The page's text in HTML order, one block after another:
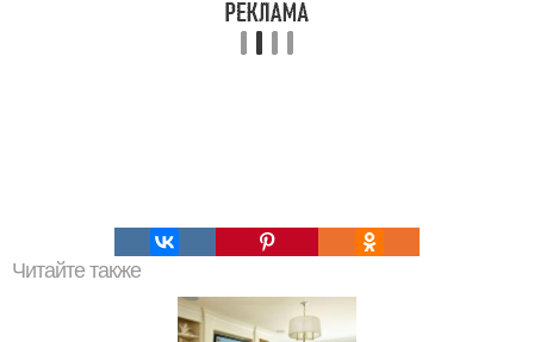
Читайте также